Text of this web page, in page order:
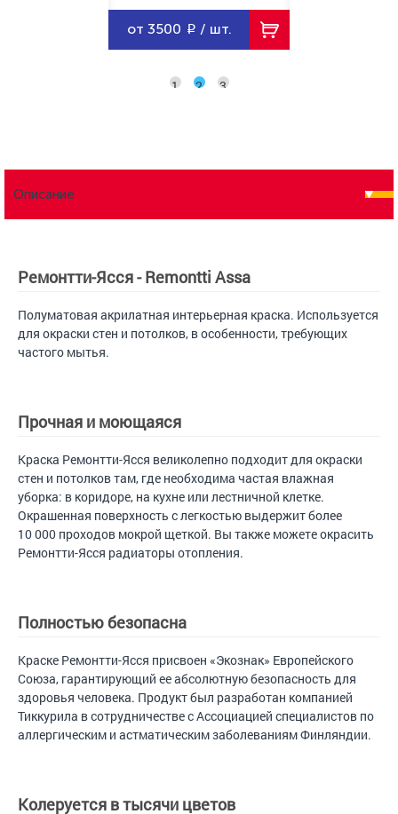
/ шт. от 350
1 2 3
Описание
Ремонтти-Ясся - Remontti Assa
Полуматовая акрилатная интерьерная краска. Используется
для окраски стен и потолков, в особенности, требующих
частого мытья.
Прочная и моющаяся
Краска Ремонтти-Ясся великолепно подходит для окраски
стен и потолков там, где необходима частая влажная
уборка: в коридоре, на кухне или лестничной клетке.
Окрашенная поверхность с легкостью выдержит более
10 000 проходов мокрой щеткой. Вы также можете окрасить
Ремонтти-Ясся радиаторы отопления.
Полностью безопасна
Краске Ремонтти-Ясся присвоен «Экознак» Европейского
Союза, гарантирующий ее абсолютную безопасность для
здоровья человека. Продукт был разработан компанией
Тиккурила в сотрудничестве с Ассоциацией специалистов по
аллергическим и астматическим заболеваниям Финляндии.
Колеруется в тысячи цветов